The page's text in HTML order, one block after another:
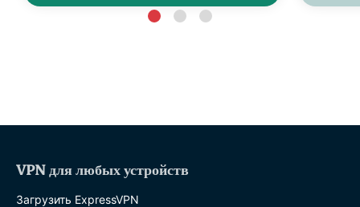
VPN для любых устройств
Загрузить ExpressVPN